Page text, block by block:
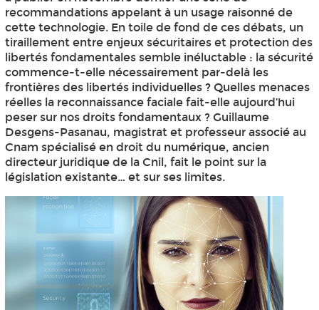
recommandations appelant à un usage raisonné de
cette technologie. En toile de fond de ces débats, un
tiraillement entre enjeux sécuritaires et protection des
libertés fondamentales semble inéluctable : la sécurité
commence-t-elle nécessairement par-delà les
frontières des libertés individuelles ? Quelles menaces
réelles la reconnaissance faciale fait-elle aujourd’hui
peser sur nos droits fondamentaux ? Guillaume
Desgens-Pasanau, magistrat et professeur associé au
Cnam spécialisé en droit du numérique, ancien
directeur juridique de la Cnil, fait le point sur la
législation existante… et sur ses limites.